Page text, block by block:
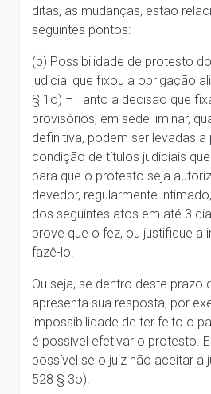
ditas, as mudanças, estão
seguintes pontos:
(b) Possibilidade de protesto
judicial que fixou a obrigação
§ 1o) – Tanto a decisão que
provisórios, em sede liminar,
definitiva, podem ser levadas a
condição de títulos judiciais
para que o protesto seja
devedor, regularmente
dos seguintes atos em até 3
prove que o fez, ou justifique a
fazê-lo.
Ou seja, se dentro deste prazo
apresenta sua resposta, por
impossibilidade de ter feito o
é possível efetivar o protesto.
possível se o juiz não aceitar a
528 § 3o).